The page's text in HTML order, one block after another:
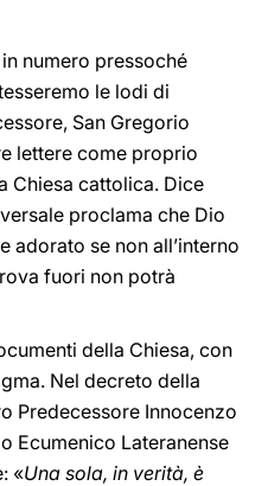
numero pressoché
le lodi di
San Gregorio
lettere come proprio
Chiesa cattolica. Dice
proclama che Dio
adorato se non all’interno
fuori non potrà
della Chiesa, con
Nel decreto della
Predecessore Innocenzo
Ecumenico Lateranense
«Una sola, in verità, è